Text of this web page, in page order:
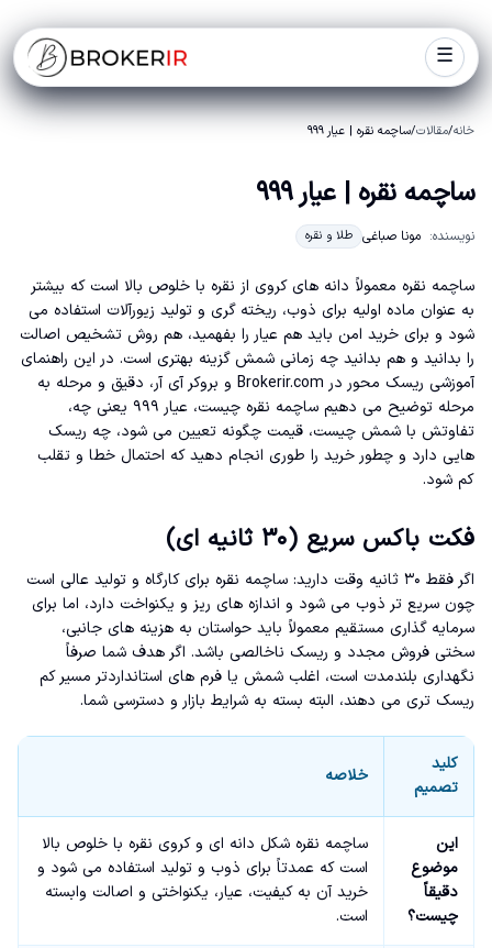
☰
خانه/مقالات/ساچمه نقره | عیار ۹۹۹
ساچمه نقره | عیار ۹۹۹
نویسنده: مونا صباغی طلا و نقره
ساچمه نقره معمولاً دانه های کروی از نقره با خلوص بالا است که بیشتر
به عنوان ماده اولیه برای ذوب، ریخته گری و تولید زیورآلات استفاده می
شود و برای خرید امن باید هم عیار را بفهمید، هم روش تشخیص اصالت
را بدانید و هم بدانید چه زمانی شمش گزینه بهتری است. در این راهنمای
آموزشی ریسک محور در Brokerir.com و بروکر آی آر، دقیق و مرحله به
مرحله توضیح می دهیم ساچمه نقره چیست، عیار ۹۹۹ یعنی چه،
تفاوتش با شمش چیست، قیمت چگونه تعیین می شود، چه ریسک
هایی دارد و چطور خرید را طوری انجام دهید که احتمال خطا و تقلب
کم شود.
فکت باکس سریع (۳۰ ثانیه ای)
اگر فقط ۳۰ ثانیه وقت دارید: ساچمه نقره برای کارگاه و تولید عالی است
چون سریع تر ذوب می شود و اندازه های ریز و یکنواخت دارد، اما برای
سرمایه گذاری مستقیم معمولاً باید حواستان به هزینه های جانبی،
سختی فروش مجدد و ریسک ناخالصی باشد. اگر هدف شما صرفاً
نگهداری بلندمدت است، اغلب شمش یا فرم های استانداردتر مسیر کم
ریسک تری می دهند، البته بسته به شرایط بازار و دسترسی شما.
کلید
تصمیم
خلاصه
این
موضوع
دقیقاً
چیست؟
ساچمه نقره شکل دانه ای و کروی نقره با خلوص بالا
است که عمدتاً برای ذوب و تولید استفاده می شود و
خرید آن به کیفیت، عیار، یکنواختی و اصالت وابسته
است.